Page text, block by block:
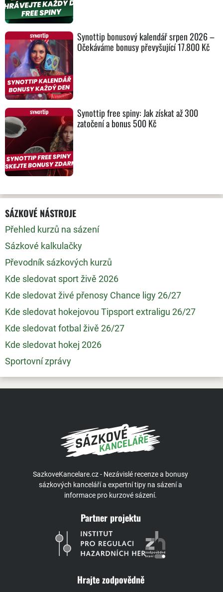
Synottip bonusový kalendář srpen 2026 –
Očekáváme bonusy převyšující 17.800 Kč
Synottip free spiny: Jak získat až 300
zatočení a bonus 500 Kč
SÁZKOVÉ NÁSTROJE
Přehled kurzů na sázení
Sázkové kalkulačky
Převodník sázkových kurzů
Kde sledovat sport živě 2026
Kde sledovat živé přenosy Chance ligy 26/27
Kde sledovat hokejovou Tipsport extraligu 26/27
Kde sledovat fotbal živě 26/27
Kde sledovat hokej 2026
Sportovní zprávy
SazkoveKancelare.cz - Nezávislé recenze a bonusy
sázkových kanceláří a expertní tipy na sázení a
informace pro kurzové sázení.
Partner projektu
Hrajte zodpovědně